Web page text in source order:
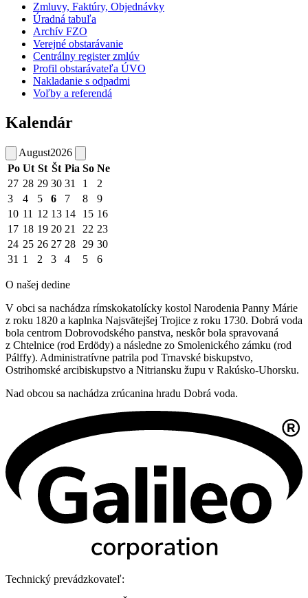
Zmluvy, Faktúry, Objednávky
Úradná tabuľa
Archív FZO
Verejné obstarávanie
Centrálny register zmlúv
Profil obstarávateľa ÚVO
Nakladanie s odpadmi
Voľby a referendá
Kalendár
August2026
Po Ut St Št Pia So Ne
27 28 29 30 31 1
2
3
4 5 6 7 8
9
10 11 12 13 14 15 16
17 18 19 20 21 22 23
24 25 26 27 28 29 30
31 1 2 3 4 5 6
O našej dedine
V obci sa nachádza rímskokatolícky kostol Narodenia Panny Márie
z roku 1820 a kaplnka Najsvätejšej Trojice z roku 1730. Dobrá voda
bola centrom Dobrovodského panstva, neskôr bola spravovaná
z Chtelnice (rod Erdödy) a následne zo Smolenického zámku (rod
Pálffy). Administratívne patrila pod Trnavské biskupstvo,
Ostrihomské arcibiskupstvo a Nitriansku župu v Rakúsko-Uhorsku.
Nad obcou sa nachádza zrúcanina hradu Dobrá voda.
Technický prevádzkovateľ: